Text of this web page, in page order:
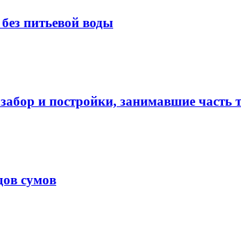
питьевой воды
и постройки, занимавшие
сумов